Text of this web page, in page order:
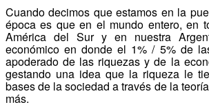
Cuando decimos que estamos en la
época es que en el mundo entero, en
América del Sur y en nuestra
económico en donde el 1% / 5% de
apoderado de las riquezas y de la
gestando una idea que la riqueza le
bases de la sociedad a través de la
más.